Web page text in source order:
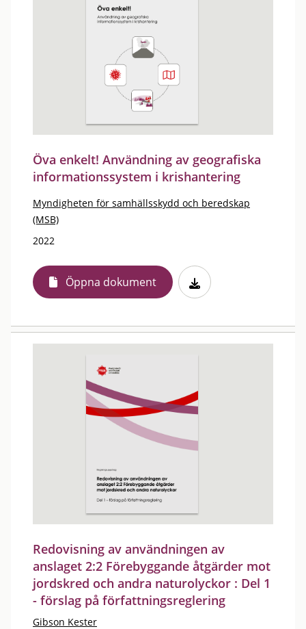
Öva enkelt! Användning av geografiska
informationssystem i krishantering
Myndigheten för samhällsskydd och beredskap
(MSB)
2022
Öppna dokument
Redovisning av användningen av
anslaget 2:2 Förebyggande åtgärder mot
jordskred och andra naturolyckor : Del 1
- förslag på författningsreglering
Gibson Kester